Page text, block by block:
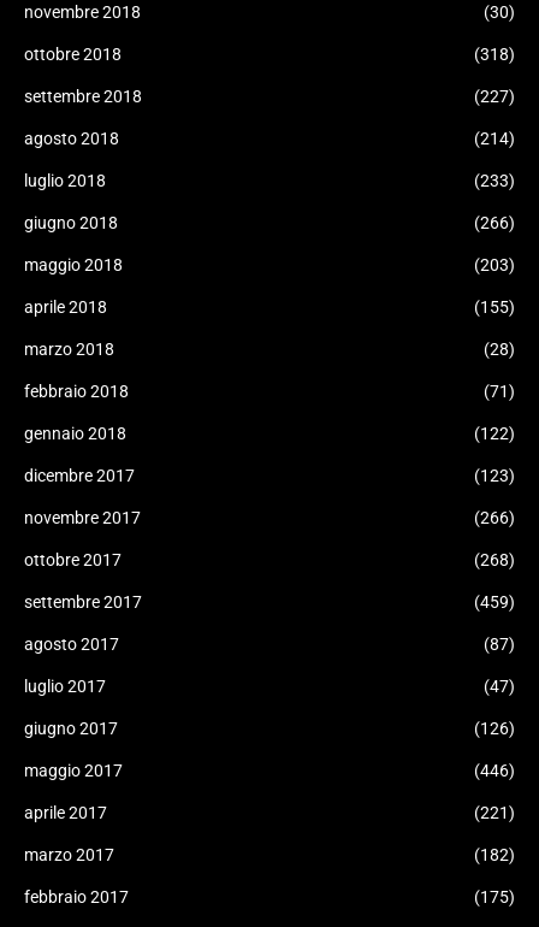
novembre 2018 (30)
ottobre 2018 (318)
settembre 2018 (227)
agosto 2018 (214)
luglio 2018 (233)
giugno 2018 (266)
maggio 2018 (203)
aprile 2018 (155)
marzo 2018 (28)
febbraio 2018 (71)
gennaio 2018 (122)
dicembre 2017 (123)
novembre 2017 (266)
ottobre 2017 (268)
settembre 2017 (459)
agosto 2017 (87)
luglio 2017 (47)
giugno 2017 (126)
maggio 2017 (446)
aprile 2017 (221)
marzo 2017 (182)
febbraio 2017 (175)